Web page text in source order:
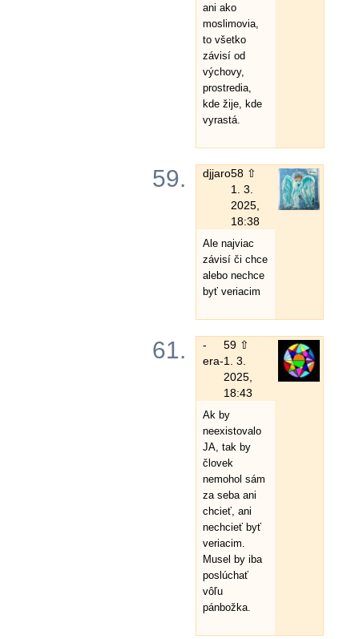
ani ako
moslimovia,
to všetko
závisí od
výchovy,
prostredia,
kde žije, kde
vyrastá.
59. djjaro58 ⇧
1. 3.
2025,
18:38
Ale najviac
závisí či chce
alebo nechce
byť veriacim
61.
-
era-
59 ⇧
1. 3.
2025,
18:43
Ak by
neexistovalo
JA, tak by
človek
nemohol sám
za seba ani
chcieť, ani
nechcieť byť
veriacim.
Musel by iba
poslúchať
vôľu
pánbožka.